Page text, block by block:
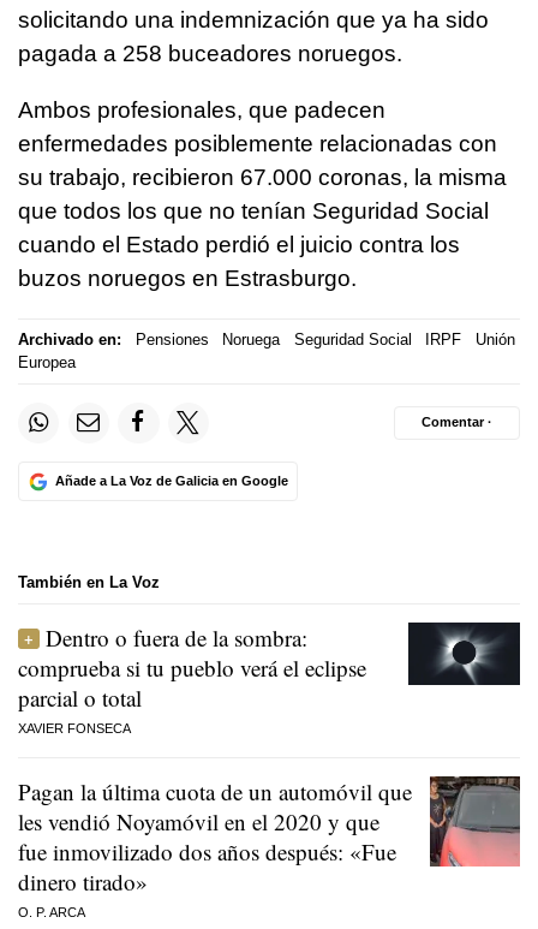
solicitando una indemnización que ya ha sido
pagada a 258 buceadores noruegos.
Ambos profesionales, que padecen
enfermedades posiblemente relacionadas con
su trabajo, recibieron 67.000 coronas, la misma
que todos los que no tenían Seguridad Social
cuando el Estado perdió el juicio contra los
buzos noruegos en Estrasburgo.
Archivado en: Pensiones Noruega Seguridad Social IRPF
Unión
Europea
Añade a La Voz de Galicia en Google
Comentar ·
También en La Voz
Dentro o fuera de la sombra:
comprueba si tu pueblo verá el eclipse
parcial o total
XAVIER FONSECA
Pagan la última cuota de un automóvil que
les vendió Noyamóvil en el 2020 y que
fue inmovilizado dos años después: «Fue
dinero tirado»
O. P. ARCA